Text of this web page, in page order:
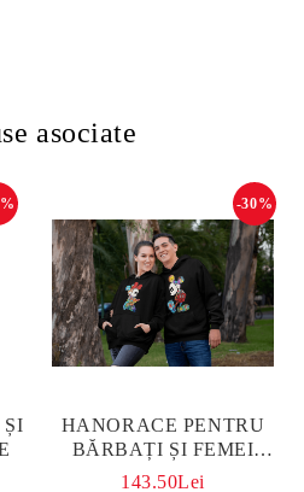
asociate
ȘI
HANORACE PENTRU
BĂRBAȚI ȘI FEMEI
MICKEY-MINNIE MOUSE
-30%
143.50Lei